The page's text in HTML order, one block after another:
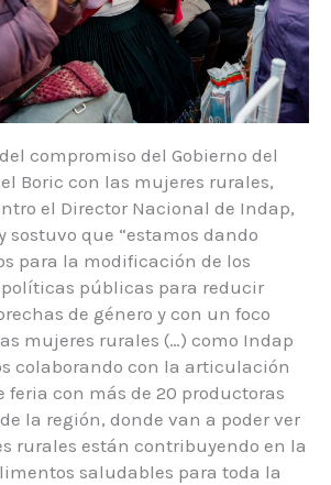
compromiso del Gobierno del
Boric con las mujeres rurales,
el Director Nacional de Indap,
sostuvo que “estamos dando
para la modificación de los
públicas para reducir
de género y con un foco
mujeres rurales (…) como Indap
colaborando con la articulación
feria con más de 20 productoras
la región, donde van a poder ver
rurales están contribuyendo en la
saludables para toda la